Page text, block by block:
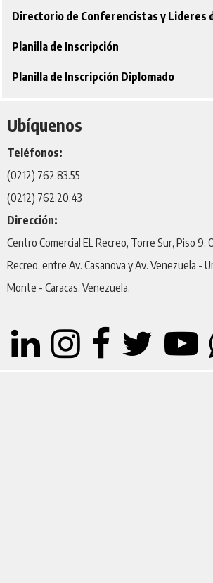
Directorio de Conferencistas y Lideres
Planilla de Inscripción
Planilla de Inscripción Diplomado
Ubíquenos
Teléfonos:
(0212) 762.83.55
(0212) 762.20.43
Dirección:
Centro Comercial EL Recreo, Torre Sur, Piso 9,
Recreo, entre Av. Casanova y Av. Venezuela -
Monte - Caracas, Venezuela.